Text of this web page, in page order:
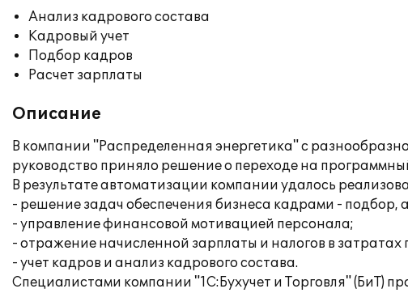
Анализ кадрового состава
Кадровый учет
Подбор кадров
Расчет зарплаты
Описание
В компании "Распределенная энергетика" с
руководство приняло решение о переходе на
В результате автоматизации компании удалось
- решение задач обеспечения бизнеса кадрами - подбор,
- управление финансовой мотивацией персонала;
- отражение начисленной зарплаты и налогов в затратах
- учет кадров и анализ кадрового состава.
Специалистами компании "1С:Бухучет и Торговля" (БиТ)